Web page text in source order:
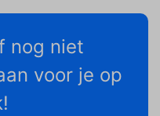
nog niet
voor je op